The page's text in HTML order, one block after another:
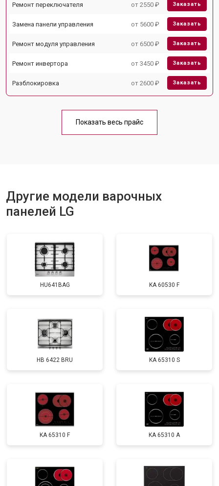
Ремонт переключателя от 2550 ₽ Заказать
Замена панели управления от 5600 ₽ Заказать
Ремонт модуля управления от 6500 ₽ Заказать
Ремонт инвертора от 3450 ₽ Заказать
Разблокировка от 2600 ₽ Заказать
Показать весь прайс
Другие модели варочных
панелей LG
HU641BAG KA 60530 F
HB 6422 BRU KA 65310 S
KA 65310 F KA 65310 A